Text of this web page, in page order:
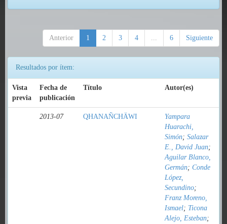
Anterior 1 2 3 4 ... 6 Siguiente
Resultados por ítem:
Vista
previa
Fecha de
publicación
Título Autor(es)
2013-07 QHANAÑCHÄWI
Yampara
Huarachi,
Simón; Salazar
E., David Juan;
Aguilar Blanco,
Germán; Conde
López,
Secundino;
Franz Moreno,
Ismael; Ticona
Alejo, Esteban;